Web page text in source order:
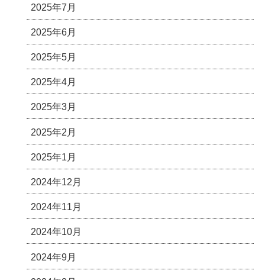
2025年7月
2025年6月
2025年5月
2025年4月
2025年3月
2025年2月
2025年1月
2024年12月
2024年11月
2024年10月
2024年9月